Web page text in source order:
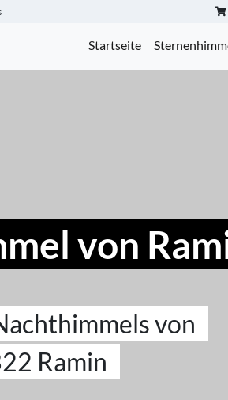
Startseite
von
von
Ramin